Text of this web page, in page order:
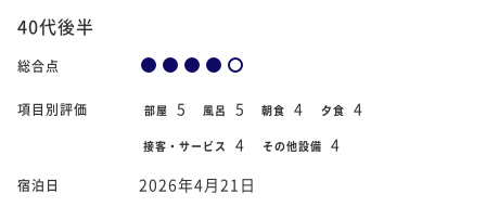
40代後半
総合点
項目別評価 部屋 5 風呂 5 朝食 4 夕食 4
接客・サービス 4 その他設備 4
宿泊日 2026年4月21日